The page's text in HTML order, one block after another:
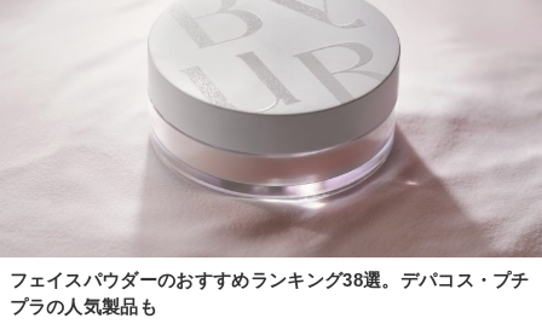
フェイスパウダーのおすすめランキング38選。デパコス・プチ
プラの人気製品も